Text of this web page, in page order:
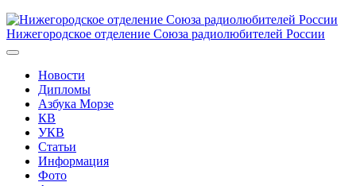
Нижегородское отделение Союза радиолюбителей России
Новости
Дипломы
Азбука Морзе
КВ
УКВ
Статьи
Информация
Фото